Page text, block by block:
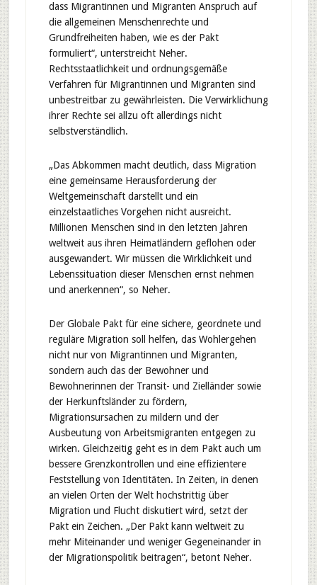
dass Migrantinnen und Migranten Anspruch auf
die allgemeinen Menschenrechte und
Grundfreiheiten haben, wie es der Pakt
formuliert“, unterstreicht Neher.
Rechtsstaatlichkeit und ordnungsgemäße
Verfahren für Migrantinnen und Migranten sind
unbestreitbar zu gewährleisten. Die Verwirklichung
ihrer Rechte sei allzu oft allerdings nicht
selbstverständlich.
„Das Abkommen macht deutlich, dass Migration
eine gemeinsame Herausforderung der
Weltgemeinschaft darstellt und ein
einzelstaatliches Vorgehen nicht ausreicht.
Millionen Menschen sind in den letzten Jahren
weltweit aus ihren Heimatländern geflohen oder
ausgewandert. Wir müssen die Wirklichkeit und
Lebenssituation dieser Menschen ernst nehmen
und anerkennen“, so Neher.
Der Globale Pakt für eine sichere, geordnete und
reguläre Migration soll helfen, das Wohlergehen
nicht nur von Migrantinnen und Migranten,
sondern auch das der Bewohner und
Bewohnerinnen der Transit- und Zielländer sowie
der Herkunftsländer zu fördern,
Migrationsursachen zu mildern und der
Ausbeutung von Arbeitsmigranten entgegen zu
wirken. Gleichzeitig geht es in dem Pakt auch um
bessere Grenzkontrollen und eine effizientere
Feststellung von Identitäten. In Zeiten, in denen
an vielen Orten der Welt hochstrittig über
Migration und Flucht diskutiert wird, setzt der
Pakt ein Zeichen. „Der Pakt kann weltweit zu
mehr Miteinander und weniger Gegeneinander in
der Migrationspolitik beitragen“, betont Neher.